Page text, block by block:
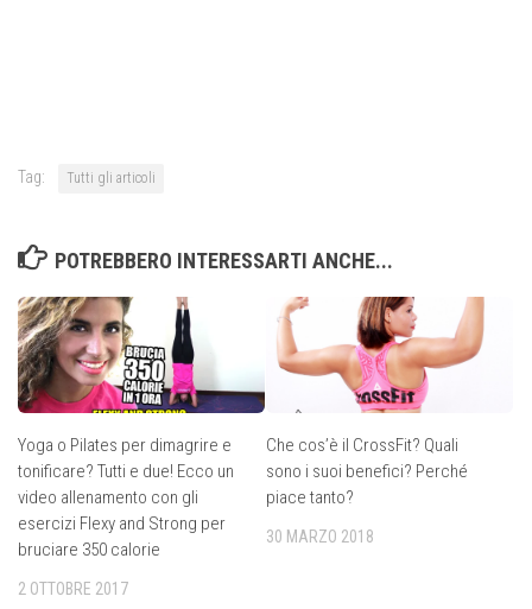
Tag: Tutti gli articoli
POTREBBERO INTERESSARTI ANCHE...
Yoga o Pilates per dimagrire e
tonificare? Tutti e due! Ecco un
video allenamento con gli
esercizi Flexy and Strong per
bruciare 350 calorie
2 OTTOBRE 2017
Che cos’è il CrossFit? Quali
sono i suoi benefici? Perché
piace tanto?
30 MARZO 2018